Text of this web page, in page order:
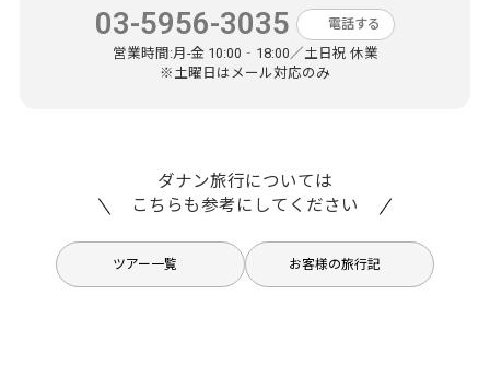
03-5956-3035 電話する
営業時間:月-金 10:00‐18:00／土日祝 休業
※土曜日はメール対応のみ
ダナン旅行については
こちらも参考にしてください
ツアー一覧 お客様の旅行記